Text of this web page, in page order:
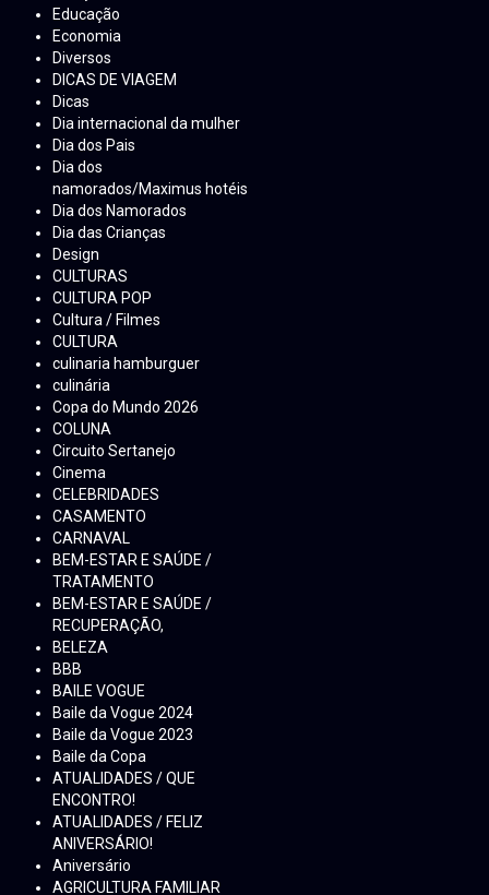
Educação
Economia
Diversos
DICAS DE VIAGEM
Dicas
Dia internacional da mulher
Dia dos Pais
Dia dos
namorados/Maximus hotéis
Dia dos Namorados
Dia das Crianças
Design
CULTURAS
CULTURA POP
Cultura / Filmes
CULTURA
culinaria hamburguer
culinária
Copa do Mundo 2026
COLUNA
Circuito Sertanejo
Cinema
CELEBRIDADES
CASAMENTO
CARNAVAL
BEM-ESTAR E SAÚDE /
TRATAMENTO
BEM-ESTAR E SAÚDE /
RECUPERAÇÃO,
BELEZA
BBB
BAILE VOGUE
Baile da Vogue 2024
Baile da Vogue 2023
Baile da Copa
ATUALIDADES / QUE
ENCONTRO!
ATUALIDADES / FELIZ
ANIVERSÁRIO!
Aniversário
AGRICULTURA FAMILIAR